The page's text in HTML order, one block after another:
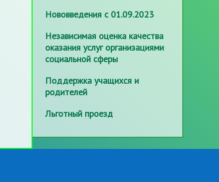
Нововведения с 01.09.2023
Независимая оценка качества
оказания услуг организациями
социальной сферы
Поддержка учащихся и
родителей
Льготный проезд